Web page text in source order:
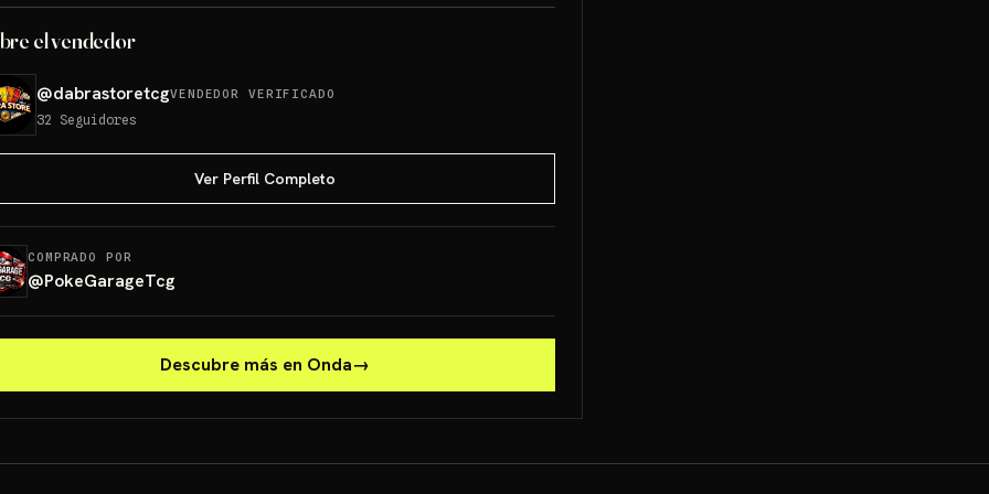
el vendedor
@dabrastoretcgVENDEDOR VERIFICADO
32 Seguidores
Ver Perfil Completo
COMPRADO POR
@PokeGarageTcg
Descubre más en Onda→